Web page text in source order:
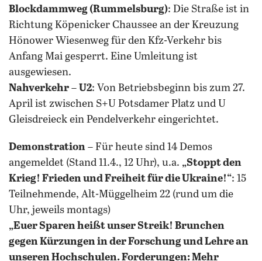
Blockdammweg (Rummelsburg): Die Straße ist in
Richtung Köpenicker Chaussee an der Kreuzung
Hönower Wiesenweg für den Kfz-Verkehr bis
Anfang Mai gesperrt. Eine Umleitung ist
ausgewiesen.
Nahverkehr – U2: Von Betriebsbeginn bis zum 27.
April ist zwischen S+U Potsdamer Platz und U
Gleisdreieck ein Pendelverkehr eingerichtet.
Demonstration – Für heute sind 14 Demos
angemeldet (Stand 11.4., 12 Uhr), u.a. „Stoppt den
Krieg! Frieden und Freiheit für die Ukraine!“: 15
Teilnehmende, Alt-Müggelheim 22 (rund um die
Uhr, jeweils montags)
„Euer Sparen heißt unser Streik! Brunchen
gegen Kürzungen in der Forschung und Lehre an
unseren Hochschulen. Forderungen: Mehr